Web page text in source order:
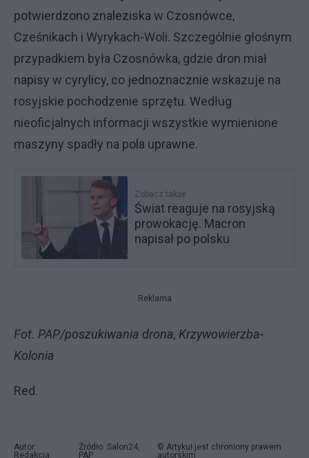
potwierdzono znaleziska w Czosnówce,
Cześnikach i Wyrykach-Woli. Szczególnie głośnym
przypadkiem była Czosnówka, gdzie dron miał
napisy w cyrylicy, co jednoznacznie wskazuje na
rosyjskie pochodzenie sprzętu. Według
nieoficjalnych informacji wszystkie wymienione
maszyny spadły na pola uprawne.
Zobacz także
Świat reaguje na rosyjską
prowokację. Macron
napisał po polsku
Reklama
Fot. PAP/poszukiwania drona, Krzywowierzba-
Kolonia
Red.
Autor:
Redakcja
Źródło: Salon24,
PAP
© Artykuł jest chroniony prawem
autorskim